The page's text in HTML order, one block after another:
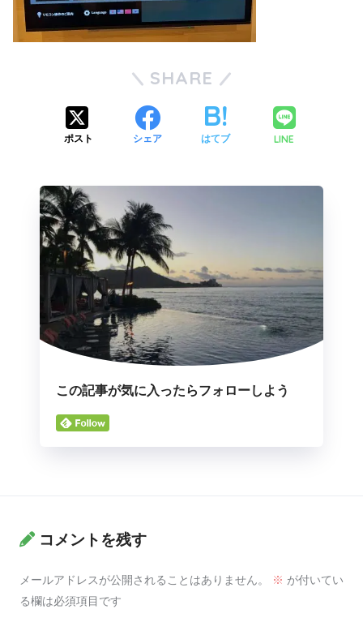
SHARE
ポスト シェア はてブ LINE
この記事が気に入ったらフォローしよう
コメントを残す
メールアドレスが公開されることはありません。 ※ が付いてい
る欄は必須項目です